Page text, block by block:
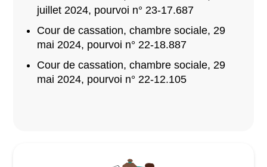
juillet 2024, pourvoi n° 23-17.687
Cour de cassation, chambre sociale, 29
mai 2024, pourvoi n° 22-18.887
Cour de cassation, chambre sociale, 29
mai 2024, pourvoi n° 22-12.105